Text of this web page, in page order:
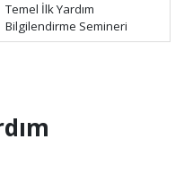
Temel İlk Yardım
Bilgilendirme Semineri